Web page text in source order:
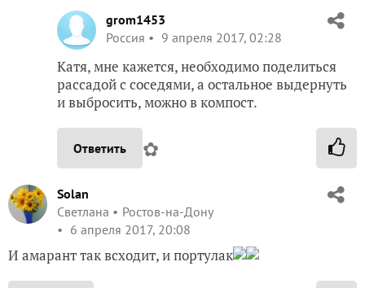
grom1453
Россия
9 апреля 2017, 02:28
Катя, мне кажется, необходимо поделиться
рассадой с соседями, а остальное выдернуть
и выбросить, можно в компост.
Ответить ✿
Solan
Светлана
Ростов-на-Дону
6 апреля 2017, 20:08
И амарант так всходит, и портулак